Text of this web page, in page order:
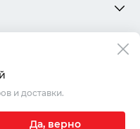
и доставки.
Да, верно